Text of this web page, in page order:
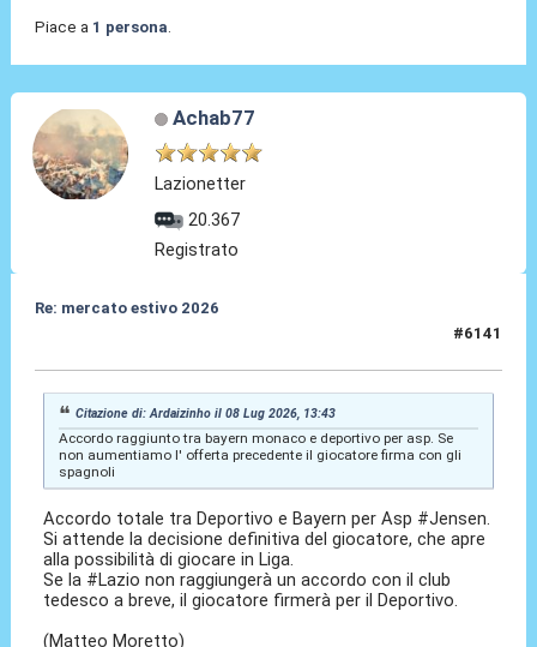
Piace a 1 persona.
Achab77
Lazionetter
20.367
Registrato
Re: mercato estivo 2026
#6141
Citazione di: Ardaizinho il 08 Lug 2026, 13:43
Accordo raggiunto tra bayern monaco e deportivo per asp. Se
non aumentiamo l' offerta precedente il giocatore firma con gli
spagnoli
Accordo totale tra Deportivo e Bayern per Asp #Jensen.
Si attende la decisione definitiva del giocatore, che apre
alla possibilità di giocare in Liga.
Se la #Lazio non raggiungerà un accordo con il club
tedesco a breve, il giocatore firmerà per il Deportivo.
(Matteo Moretto)